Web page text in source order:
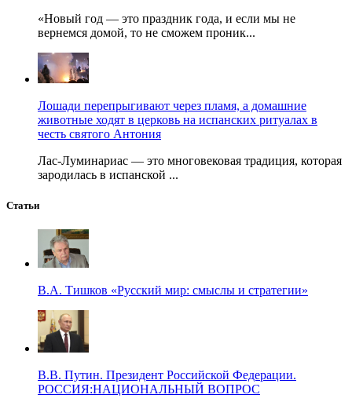
«Новый год — это праздник года, и если мы не
вернемся домой, то не сможем проник...
Лошади перепрыгивают через пламя, а домашние
животные ходят в церковь на испанских ритуалах в
честь святого Антония
Лас-Луминариас — это многовековая традиция, которая
зародилась в испанской ...
Статьи
В.А. Тишков «Русский мир: смыслы и стратегии»
В.В. Путин. Президент Российской Федерации.
РОССИЯ:НАЦИОНАЛЬНЫЙ ВОПРОС